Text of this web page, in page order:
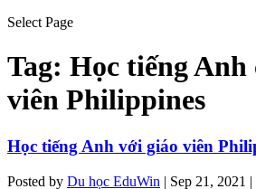
Select Page
Tag: Học tiếng Anh
viên Philippines
Học tiếng Anh với giáo viên
Posted by Du học EduWin | Sep 21, 2021 |